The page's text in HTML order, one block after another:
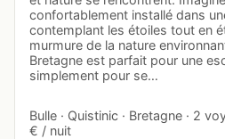
confortablement installé dans
contemplant les étoiles tout en
murmure de la nature
Bretagne est parfait pour une
simplement pour se…
Bulle · Quistinic · Bretagne · 2
€ / nuit